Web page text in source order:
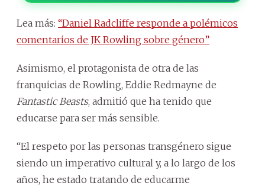
Lea más: “Daniel Radcliffe responde a polémicos
comentarios de JK Rowling sobre género”
Asimismo, el protagonista de otra de las
franquicias de Rowling, Eddie Redmayne de
Fantastic Beasts, admitió que ha tenido que
educarse para ser más sensible.
“El respeto por las personas transgénero sigue
siendo un imperativo cultural y, a lo largo de los
años, he estado tratando de educarme